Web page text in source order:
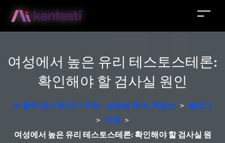
여성에서 높은 유리 테스토스테론:
확인해야 할 검사실 원인
AI 혈액 검사 분석기 무료 - 실험실 해석, 독일산 > 블로그
> 조항 >
여성에서 높은 유리 테스토스테론: 확인해야 할 검사실 원